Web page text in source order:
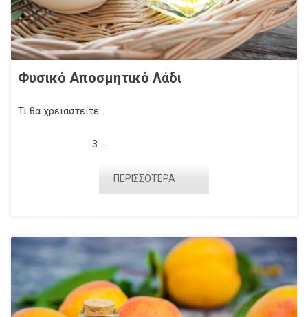
Φυσικό Αποσμητικό Λάδι
Τι θα χρειαστείτε:
3 ...
ΠΕΡΙΣΣΟΤΕΡΑ